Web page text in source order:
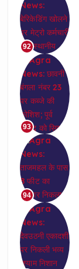
92
93
94